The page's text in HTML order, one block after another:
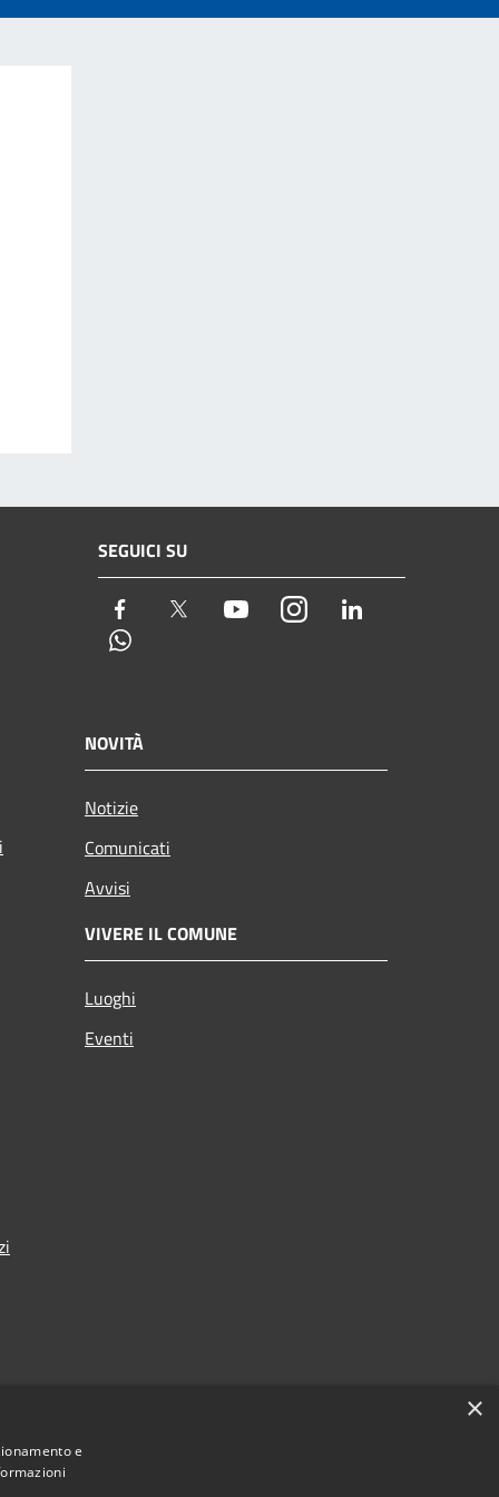
SEGUICI SU
Facebook Twitter YoutubeInstagram
NOVITÀ
Notizie
Comunicati
Avvisi
VIVERE IL COMUNE
Luoghi
Eventi
×
e